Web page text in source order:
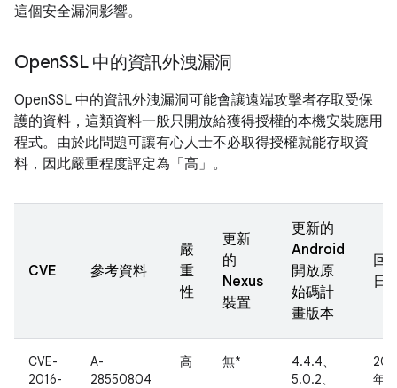
這個安全漏洞影響。
OpenSSL 中的資訊外洩漏洞
OpenSSL 中的資訊外洩漏洞可能會讓遠端攻擊者存取受保
護的資料，這類資料一般只開放給獲得授權的本機安裝應用
程式。由於此問題可讓有心人士不必取得授權就能存取資
料，因此嚴重程度評定為「高」。
CVE 參考資料
嚴
重
性
更新
的
Nexus
裝置
更新的
Android
開放原
始碼計
畫版本
回
日
CVE-
2016-
A-
28550804
高 無*
4.4.4、
5.0.2、
年 4